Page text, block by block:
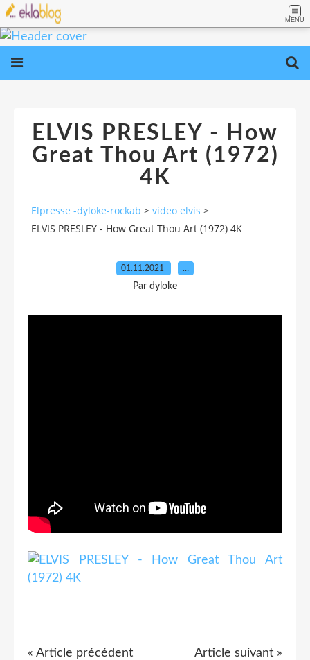
MENU
ELVIS PRESLEY - How
Great Thou Art (1972)
4K
Elpresse -dyloke-rockab > video elvis >
ELVIS PRESLEY - How Great Thou Art (1972) 4K
01.11.2021 …
Par dyloke
« Article précédent Article suivant »